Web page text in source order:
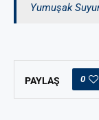
Yumuşak
PAYLAŞ 0